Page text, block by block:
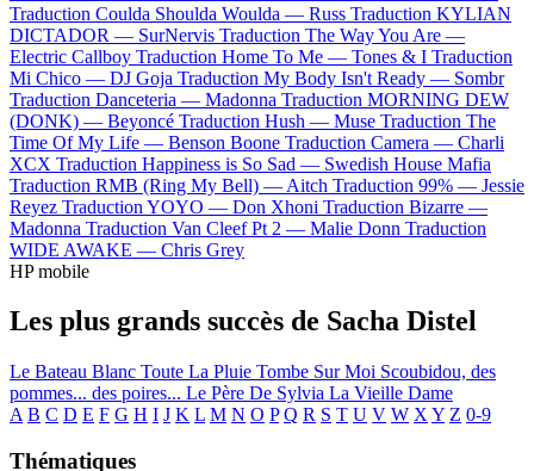
Traduction Coulda Shoulda Woulda — Russ Traduction KYLIAN
DICTADOR — SurNervis Traduction The Way You Are —
Electric Callboy Traduction Home To Me — Tones & I Traduction
Mi Chico — DJ Goja Traduction My Body Isn't Ready — Sombr
Traduction Danceteria — Madonna Traduction MORNING DEW
(DONK) — Beyoncé Traduction Hush — Muse Traduction The
Time Of My Life — Benson Boone Traduction Camera — Charli
XCX Traduction Happiness is So Sad — Swedish House Mafia
Traduction RMB (Ring My Bell) — Aitch Traduction 99% — Jessie
Reyez Traduction YOYO — Don Xhoni Traduction Bizarre —
Madonna Traduction Van Cleef Pt 2 — Malie Donn Traduction
WIDE AWAKE — Chris Grey
HP mobile
Les plus grands succès de Sacha Distel
Le Bateau Blanc Toute La Pluie Tombe Sur Moi Scoubidou, des
pommes... des poires... Le Père De Sylvia La Vieille Dame
A B C D E F G H I J K L M N O P Q R S T U V W X Y Z 0-9
Thématiques